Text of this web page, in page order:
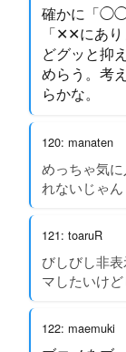
確かに「◯◯
「✕✕にあ
どグッと抑
めらう。考
らかな。
120: manaten
めっちゃ気
れないじゃ
121: toaruR
びしびし非
マしたいけ
122: maemuki